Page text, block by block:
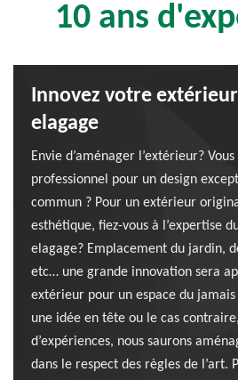
10 ans
Innovez votre
elagage
Envie d’aménager l’extérieur?
professionnel pour un design
commun ? Pour un extérieur
esthétique, fiez-vous à l’expertise
elagage? Emplacement du jardin,
etc… une grande innovation sera
extérieur pour un espace du jamais
une idée en tête ou le cas
d’expériences, nous saurons
dans le respect des règles de l’art.